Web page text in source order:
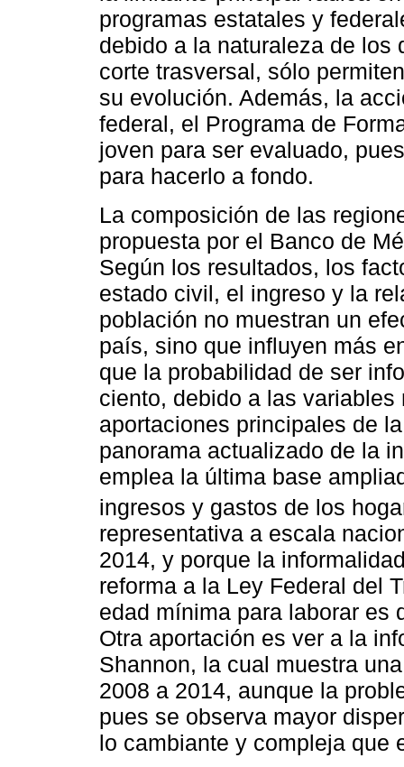
programas estatales y
debido a la naturaleza de los
corte trasversal, sólo
su evolución. Además, la
federal, el Programa de
joven para ser evaluado,
para hacerlo a fondo.
La composición de las
propuesta por el Banco de
Según los resultados, los
estado civil, el ingreso y la
población no muestran un
país, sino que influyen más
que la probabilidad de ser
ciento, debido a las
aportaciones principales de
panorama actualizado de la
emplea la última base
ingresos y gastos de los
representativa a escala
2014, y porque la
reforma a la Ley Federal del
edad mínima para laborar es
Otra aportación es ver a la
Shannon, la cual muestra
2008 a 2014, aunque la
pues se observa mayor
lo cambiante y compleja que